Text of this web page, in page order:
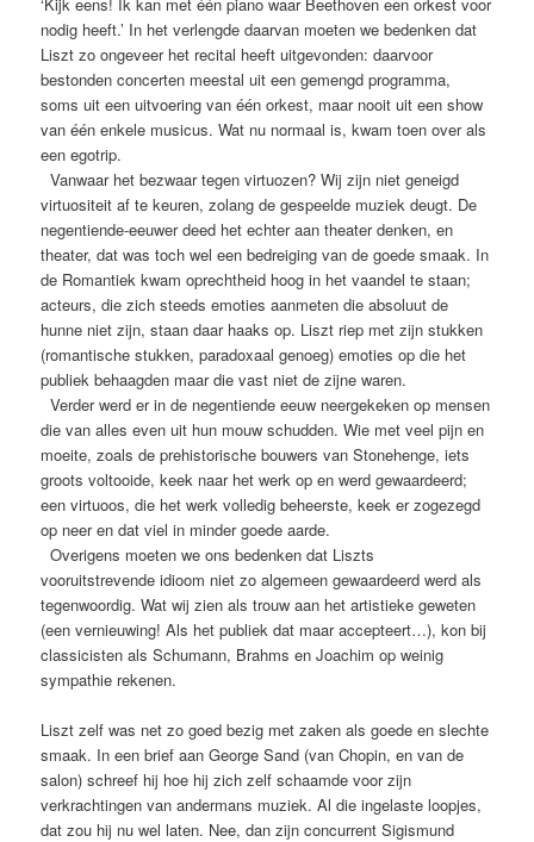
nodig heeft.’ In het verlengde daarvan moeten we bedenken dat
Liszt zo ongeveer het recital heeft uitgevonden: daarvoor
bestonden concerten meestal uit een gemengd programma,
soms uit een uitvoering van één orkest, maar nooit uit een show
van één enkele musicus. Wat nu normaal is, kwam toen over als
een egotrip.
Vanwaar het bezwaar tegen virtuozen? Wij zijn niet geneigd
virtuositeit af te keuren, zolang de gespeelde muziek deugt. De
negentiende-eeuwer deed het echter aan theater denken, en
theater, dat was toch wel een bedreiging van de goede smaak. In
de Romantiek kwam oprechtheid hoog in het vaandel te staan;
acteurs, die zich steeds emoties aanmeten die absoluut de
hunne niet zijn, staan daar haaks op. Liszt riep met zijn stukken
(romantische stukken, paradoxaal genoeg) emoties op die het
publiek behaagden maar die vast niet de zijne waren.
Verder werd er in de negentiende eeuw neergekeken op mensen
die van alles even uit hun mouw schudden. Wie met veel pijn en
moeite, zoals de prehistorische bouwers van Stonehenge, iets
groots voltooide, keek naar het werk op en werd gewaardeerd;
een virtuoos, die het werk volledig beheerste, keek er zogezegd
op neer en dat viel in minder goede aarde.
Overigens moeten we ons bedenken dat Liszts
vooruitstrevende idioom niet zo algemeen gewaardeerd werd als
tegenwoordig. Wat wij zien als trouw aan het artistieke geweten
(een vernieuwing! Als het publiek dat maar accepteert…), kon bij
classicisten als Schumann, Brahms en Joachim op weinig
sympathie rekenen.
Liszt zelf was net zo goed bezig met zaken als goede en slechte
smaak. In een brief aan George Sand (van Chopin, en van de
salon) schreef hij hoe hij zich zelf schaamde voor zijn
verkrachtingen van andermans muziek. Al die ingelaste loopjes,
dat zou hij nu wel laten. Nee, dan zijn concurrent Sigismund